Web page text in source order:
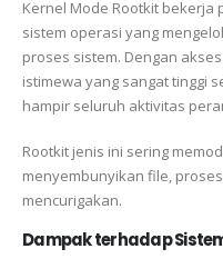
Kernel Mode Rootkit bekerja
sistem operasi yang
proses sistem. Dengan
istimewa yang sangat tinggi
hampir seluruh aktivitas
Rootkit jenis ini sering
menyembunyikan file,
mencurigakan.
Dampak terhadap